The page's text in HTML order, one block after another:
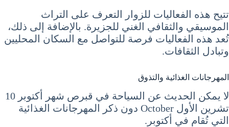
تتيح هذه الفعاليات للزوار التعرف على التراث
الموسيقي والثقافي الغني للجزيرة. بالإضافة إلى ذلك،
تُعد هذه الفعاليات فرصة للتواصل مع السكان المحليين
وتبادل الثقافات.
المهرجانات الغذائية والتذوق
لا يمكن الحديث عن السياحة في قبرص شهر أكتوبر 10
تشرين الأول October دون ذكر المهرجانات الغذائية
التي تُقام في أكتوبر.